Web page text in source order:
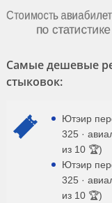
Самые дешевые
стыковок:
Ютэир
325 ·
из 10 🏆)
Ютэир
325 ·
из 10 🏆)